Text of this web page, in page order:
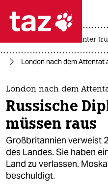
 taz
taz zahl
themen
politik
öko
gesellschaft
kultur
usa unter
London nach dem Attentat
London nach dem
Russische
müssen raus
Großbritannien verweist
des Landes. Sie haben
Land zu verlassen.
beschuldigt.